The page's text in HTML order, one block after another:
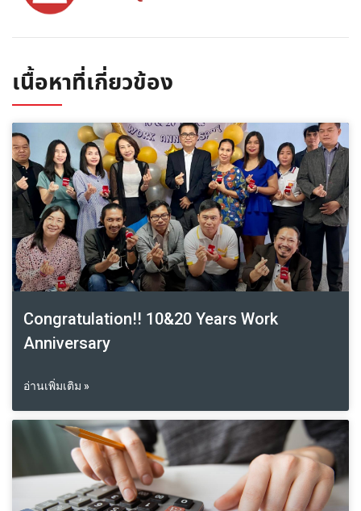
เนื้อหาที่เกี่ยวข้อง
Congratulation!! 10&20 Years Work
Anniversary
อ่านเพิ่มเติม »